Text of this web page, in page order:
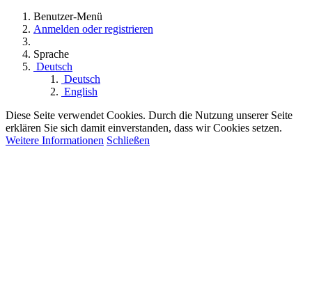
Benutzer-Menü
Anmelden oder registrieren
Sprache
Deutsch
Deutsch
English
Diese Seite verwendet Cookies. Durch die Nutzung unserer Seite
erklären Sie sich damit einverstanden, dass wir Cookies setzen.
Weitere Informationen Schließen